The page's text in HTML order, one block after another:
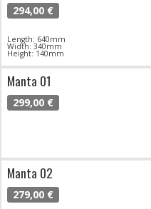
294,00 €
Length: 640mm
Width: 340mm
Height: 140mm
Manta 01
299,00 €
Manta 02
279,00 €